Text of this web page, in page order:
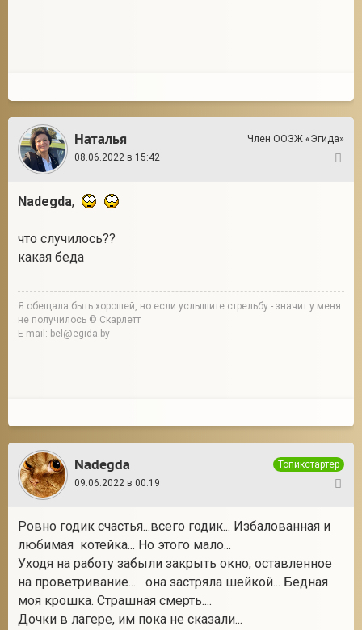
Наталья
Член ООЗЖ «Эгида»
08.06.2022 в 15:42
Nadegda,
что случилось??
какая беда
Я обещала быть хорошей, но если услышите стрельбу - значит у меня
не получилось © Скарлетт
E-mail: bel@egida.by
Nadegda
Топикстартер
09.06.2022 в 00:19
Ровно годик счастья...всего годик... Избалованная и
любимая котейка... Но этого мало...
Уходя на работу забыли закрыть окно, оставленное
на проветривание... она застряла шейкой... Бедная
моя крошка. Страшная смерть....
Дочки в лагере, им пока не сказали...